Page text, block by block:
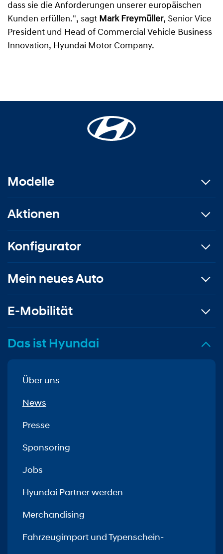
dass sie die Anforderungen unserer europäischen
Kunden erfüllen.", sagt Mark Freymüller, Senior Vice
President und Head of Commercial Vehicle Business
Innovation, Hyundai Motor Company.
Modelle
Aktionen
Konfigurator
Mein neues Auto
E-Mobilität
Das ist Hyundai
Über uns
News
Presse
Sponsoring
Jobs
Hyundai Partner werden
Merchandising
Fahrzeugimport und Typenschein-